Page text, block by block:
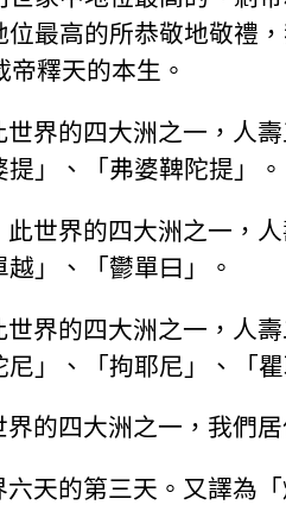
位最高的所恭敬地敬禮
帝釋天的本生。
世界的四大洲之一，人
」、「弗婆鞞陀提」。
此世界的四大洲之一，
」、「鬱單曰」。
世界的四大洲之一，人
尼」、「拘耶尼」、「瞿
界的四大洲之一，我們
天的第三天。又譯為